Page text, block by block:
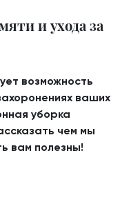
и ухода за
возможность
ваших
уборка
чем мы
вам полезны!